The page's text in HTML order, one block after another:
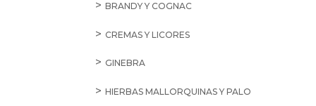
BRANDY Y COGNAC
CREMAS Y LICORES
GINEBRA
HIERBAS MALLORQUINAS Y PALO